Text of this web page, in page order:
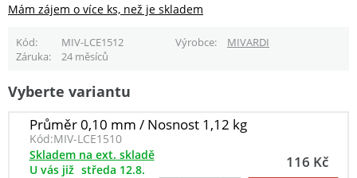
Mám zájem o více ks, než je skladem
Kód MIV-LCE1512 Výrobce
MIVARDI
Záruka
24 měsíců
Vyberte variantu
Průměr 0,10 mm / Nosnost 1,12 kg
Kód:MIV-LCE1510
116 Kč
Skladem na ext. skladě
U vás již středa 12.8.